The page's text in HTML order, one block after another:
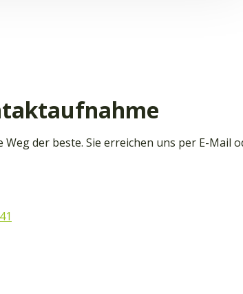
der beste. Sie erreichen uns per E-Mail